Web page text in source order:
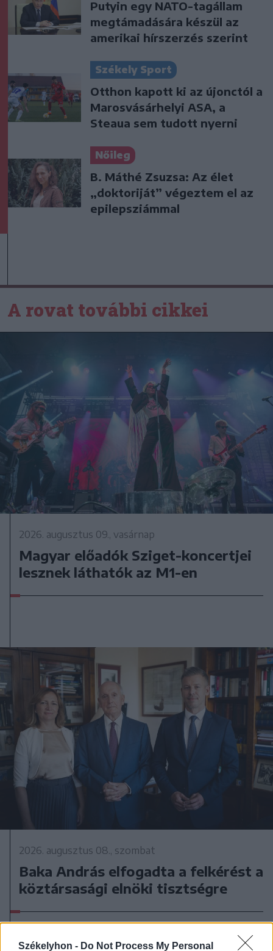
Székelyhon - Do Not Process My Personal
Putyin egy NATO-tagállam
megtámadására készül az
amerikai hírszerzés szerint
Székely Sport
Otthon kapott ki az újonctól a
Marosvásárhelyi ASA, a
Steaua sem tudott nyerni
Nőileg
B. Máthé Zsuzsa: Az élet
„doktoriját” végeztem el az
epilepsziámmal
A rovat további cikkei
2026. augusztus 09., vasárnap
Magyar előadók Sziget-koncertjei
lesznek láthatók az M1-en
2026. augusztus 08., szombat
Baka András elfogadta a felkérést a
köztársasági elnöki tisztségre